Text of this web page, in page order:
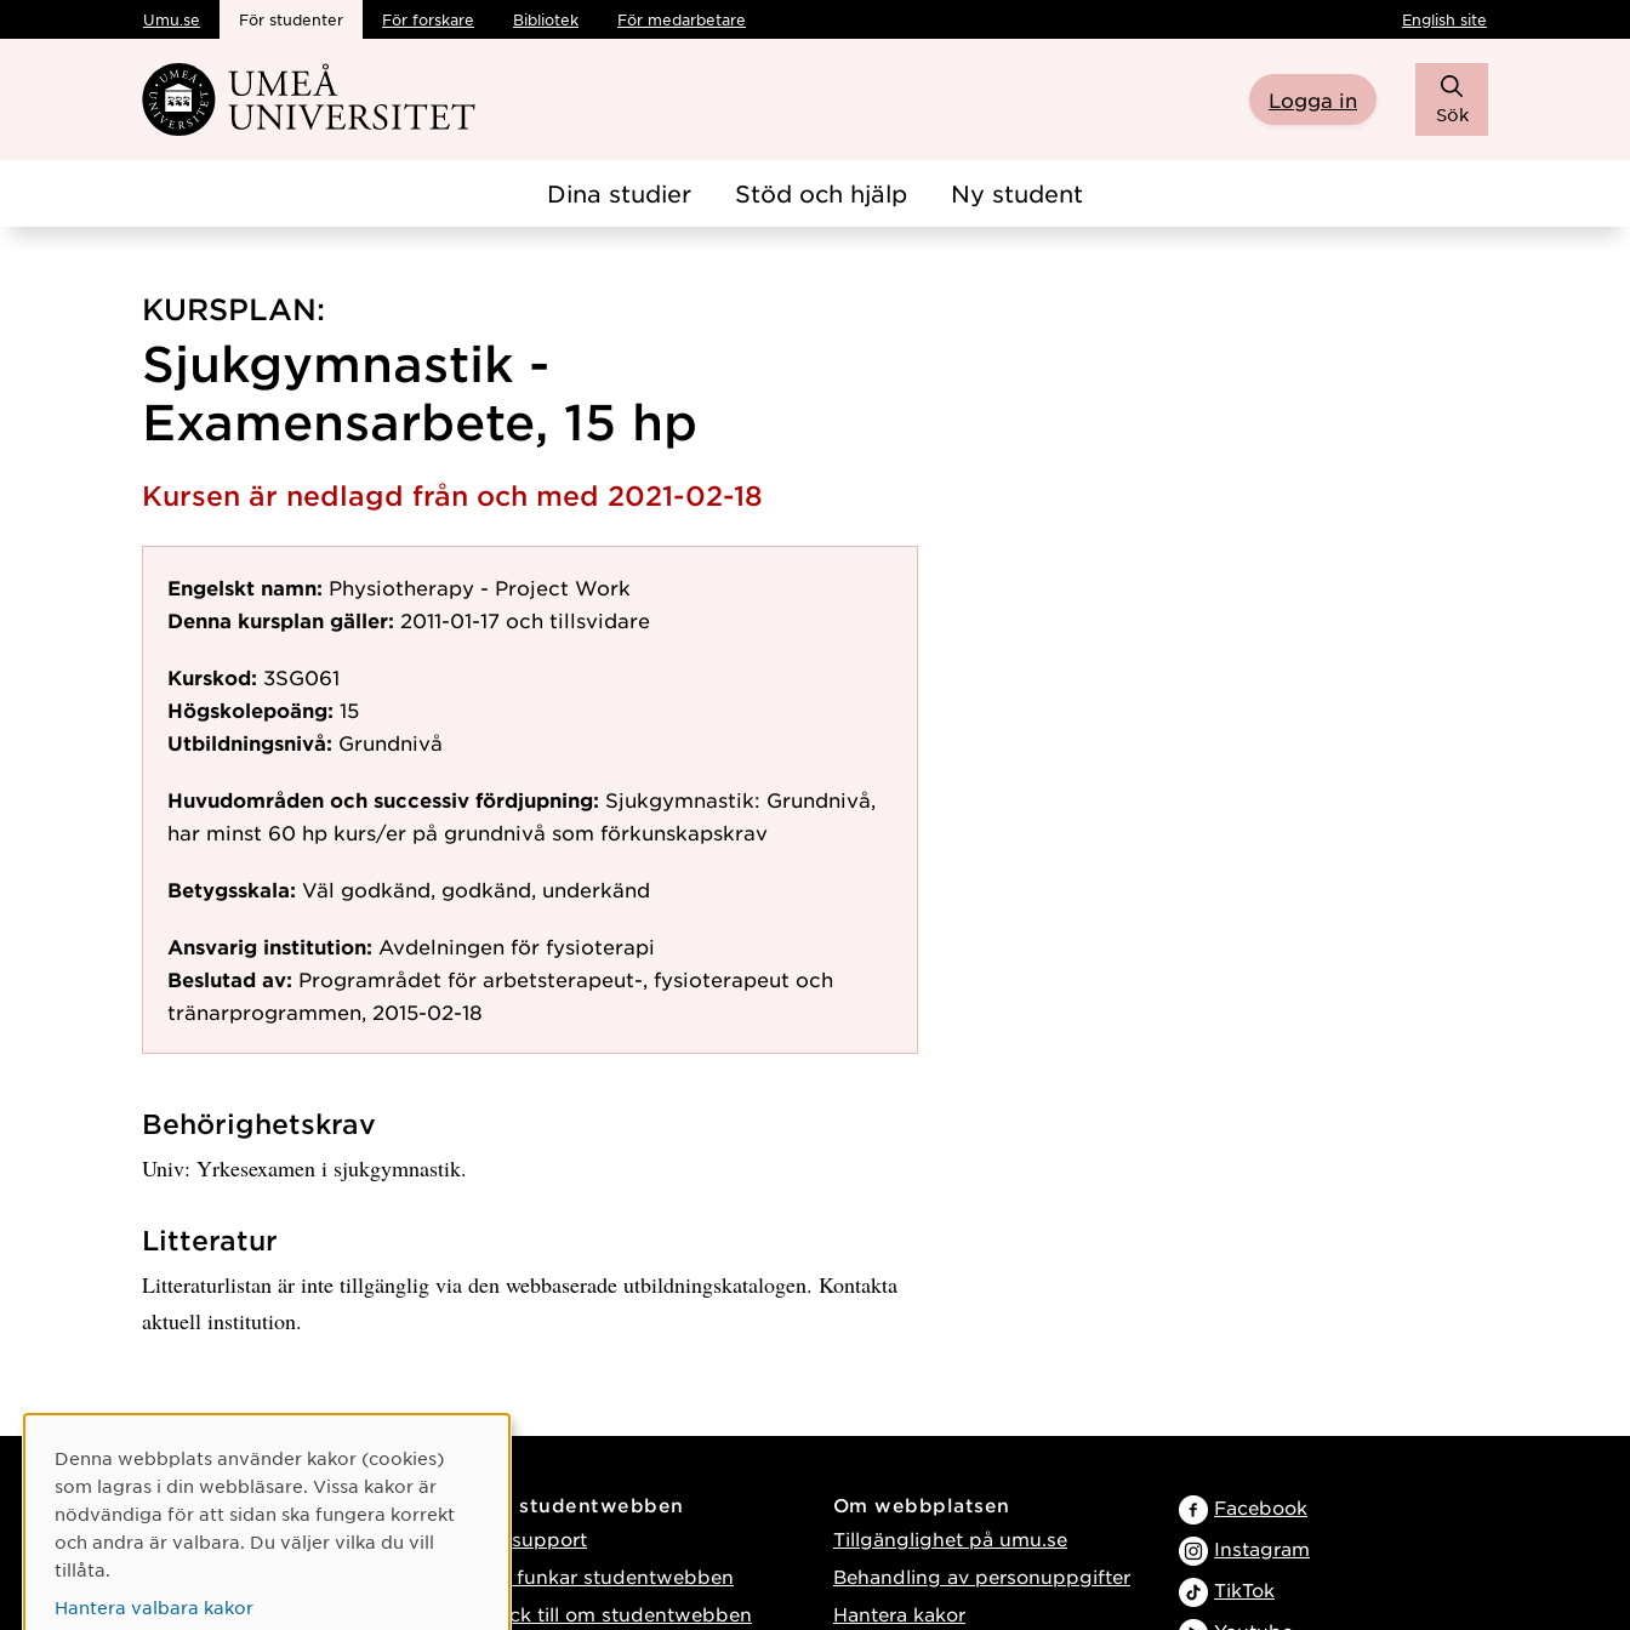
Hoppa direkt till innehållet
Umu.se För studenter För forskare Bibliotek För medarbetare English site
Logga in
Sök
Dina studier Stöd och hjälp Ny student
KURSPLAN:
Sjukgymnastik -
Examensarbete, 15 hp
Kursen är nedlagd från och med 2021-02-18
Engelskt namn: Physiotherapy - Project Work
Denna kursplan gäller: 2011-01-17 och tillsvidare
Kurskod: 3SG061
Högskolepoäng: 15
Utbildningsnivå: Grundnivå
Huvudområden och successiv fördjupning: Sjukgymnastik: Grundnivå,
har minst 60 hp kurs/er på grundnivå som förkunskapskrav
Betygsskala: Väl godkänd, godkänd, underkänd
Ansvarig institution: Avdelningen för fysioterapi
Beslutad av: Programrådet för arbetsterapeut-, fysioterapeut och
tränarprogrammen, 2015-02-18
Behörighetskrav
Univ: Yrkesexamen i sjukgymnastik.
Litteratur
Litteraturlistan är inte tillgänglig via den webbaserade utbildningskatalogen. Kontakta
aktuell institution.
Kontaktuppgifter
Kontakta oss
Hitta till oss
På studentwebben
IT-support
Så funkar studentwebben
Tyck till om studentwebben
Om webbplatsen
Tillgänglighet på umu.se
Behandling av personuppgifter
Hantera kakor
Facebook
Instagram
TikTok
Cookie-samtycke
Denna webbplats använder kakor (cookies)
som lagras i din webbläsare. Vissa kakor är
nödvändiga för att sidan ska fungera korrekt
och andra är valbara. Du väljer vilka du vill
tillåta.
Hantera valbara kakor